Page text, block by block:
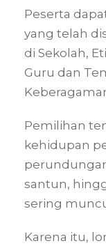
Peserta
yang telah
di Sekolah,
Guru dan
Pemilihan
kehidupan
santun,
sering
Karena itu,